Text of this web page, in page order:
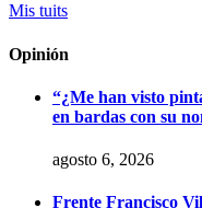
Mis tuits
Opinión
“¿Me han visto
en bardas con su
agosto 6, 2026
Frente Francisco